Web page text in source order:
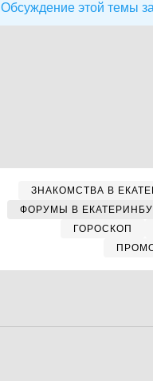
Обсуждение этой темы
ЗНАКОМСТВА В
ФОРУМЫ В
ГОРОСКОП